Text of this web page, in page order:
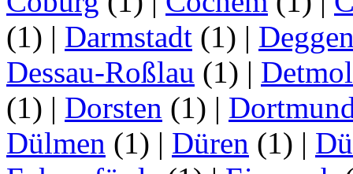
(1) | Darmstadt (1) |
Dessau-Roßlau (1) |
(1) | Dorsten (1) |
Dülmen (1) | Düren (1) |